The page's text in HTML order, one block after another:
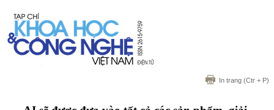
In trang (Ctr + P)